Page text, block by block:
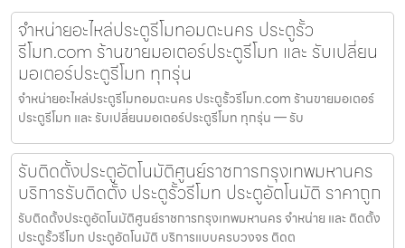
จำหน่ายอะไหล่ประตูรีโมทอมตะนคร ประตูรั้ว
รีโมท.com ร้านขายมอเตอร์ประตูรีโมท และ รับเปลี่ยน
มอเตอร์ประตูรีโมท ทุกรุ่น
จำหน่ายอะไหล่ประตูรีโมทอมตะนคร ประตูรั้วรีโมท.com ร้านขายมอเตอร์
ประตูรีโมท และ รับเปลี่ยนมอเตอร์ประตูรีโมท ทุกรุ่น — รับ
รับติดตั้งประตูอัตโนมัติศูนย์ราชการกรุงเทพมหานคร
บริการรับติดตั้ง ประตูรั้วรีโมท ประตูอัตโนมัติ ราคาถูก
รับติดตั้งประตูอัตโนมัติศูนย์ราชการกรุงเทพมหานคร จำหน่าย และ ติดตั้ง
ประตูรั้วรีโมท ประตูอัตโนมัติ บริการแบบครบวงจร ติดต